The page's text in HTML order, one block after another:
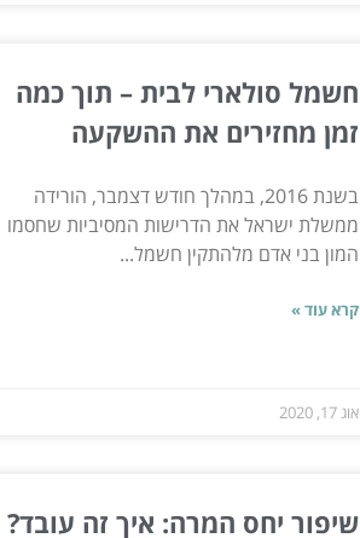
חשמל סולארי לבית – תוך כמה
זמן מחזירים את ההשקעה
בשנת 2016, במהלך חודש דצמבר, הורידה
ממשלת ישראל את הדרישות המסיביות שחסמו
המון בני אדם מלהתקין חשמל...
קרא עוד »
אוג 17, 2020
שיפור יחס המרה: איך זה עובד?